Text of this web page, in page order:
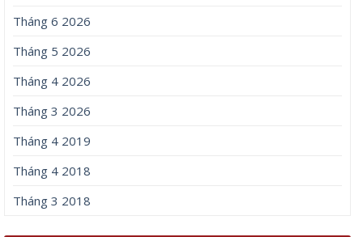
Tháng 6 2026
Tháng 5 2026
Tháng 4 2026
Tháng 3 2026
Tháng 4 2019
Tháng 4 2018
Tháng 3 2018